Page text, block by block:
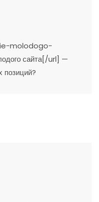
molodogo-
сайта[/url] —
позиций?